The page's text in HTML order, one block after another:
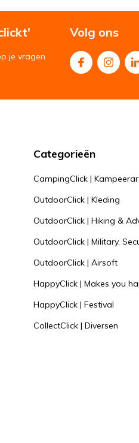
je vragen
Volg ons
Categorieën
CampingClick |
OutdoorClick | Kleding
OutdoorClick | Hiking &
OutdoorClick | Military,
OutdoorClick | Airsoft
HappyClick | Makes you
HappyClick | Festival
CollectClick | Diversen